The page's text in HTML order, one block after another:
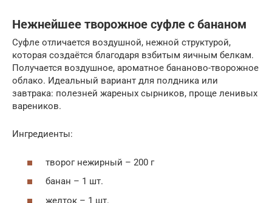
Нежнейшее творожное суфле с бананом
Суфле отличается воздушной, нежной структурой,
которая создаётся благодаря взбитым яичным белкам.
Получается воздушное, ароматное бананово-творожное
облако. Идеальный вариант для полдника или
завтрака: полезней жареных сырников, проще ленивых
вареников.
Ингредиенты:
творог нежирный – 200 г
банан – 1 шт.
желток – 1 шт.